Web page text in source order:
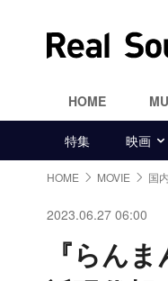
HOME
特集 映画
HOME MOVIE 国
2023.06.27 06:00
『らん